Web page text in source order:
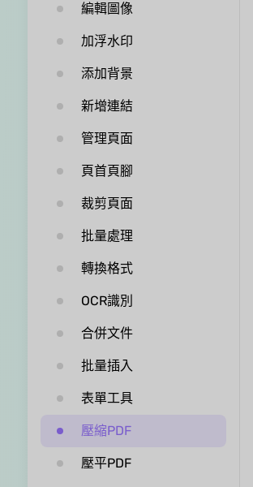
編輯圖像
加浮水印
添加背景
新增連結
管理頁面
頁首頁腳
裁剪頁面
批量處理
轉換格式
OCR識別
合併文件
批量插入
表單工具
壓縮PDF
壓平PDF